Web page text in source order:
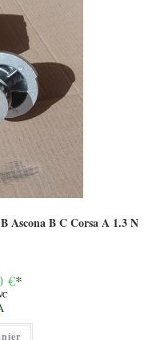
Ascona B C Corsa A 1.3 N
€*